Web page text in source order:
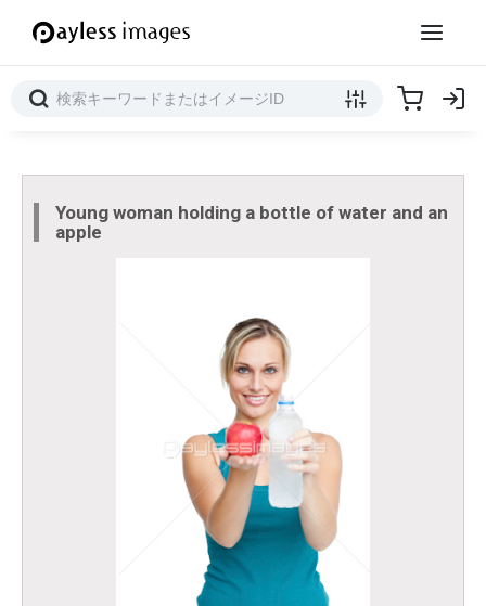
Young woman holding a bottle of water and an
apple